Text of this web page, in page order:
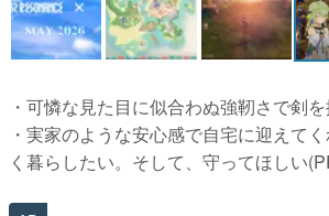
・可憐な見た目に似合わぬ強靭さで剣を
・実家のような安心感で自宅に迎えてく
AD